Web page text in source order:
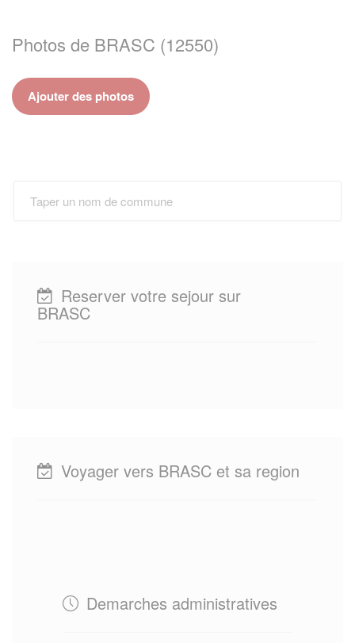
Photos de BRASC (12550)
Ajouter des photos
Reserver votre sejour sur
BRASC
Voyager vers BRASC et sa region
Demarches administratives